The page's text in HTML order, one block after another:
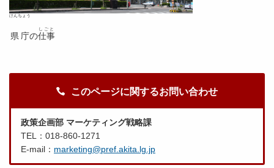
県庁
けんちょう
の仕事
しごと
このページに関するお問い合わせ
政策企画部 マーケティング戦略課
TEL：018-860-1271
E-mail： marketing@pref.akita.lg.jp